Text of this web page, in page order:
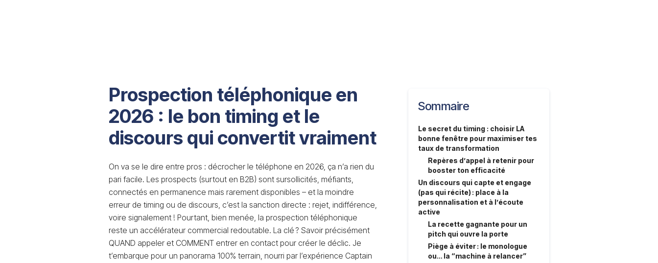
Prospection téléphonique en
2026 : le bon timing et le
discours qui convertit vraiment
On va se le dire entre pros : décrocher le téléphone en 2026, ça n’a rien du
pari facile. Les prospects (surtout en B2B) sont sursollicités, méfiants,
connectés en permanence mais rarement disponibles – et la moindre
erreur de timing ou de discours, c’est la sanction directe : rejet, indifférence,
voire signalement ! Pourtant, bien menée, la prospection téléphonique
reste un accélérateur commercial redoutable. La clé ? Savoir précisément
QUAND appeler et COMMENT entrer en contact pour créer le déclic. Je
t’embarque pour un panorama 100% terrain, nourri par l’expérience Captain
Sommaire
Le secret du timing : choisir LA
bonne fenêtre pour maximiser tes
taux de transformation
Repères d’appel à retenir pour
booster ton efficacité
Un discours qui capte et engage
(pas qui récite) : place à la
personnalisation et à l’écoute
active
La recette gagnante pour un
pitch qui ouvre la porte
Piège à éviter : le monologue
ou… la “machine à relancer”